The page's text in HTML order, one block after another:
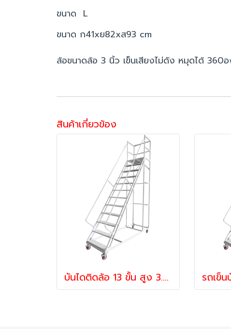
ขนาด L
ขนาด ก41xย82xส93 cm
ล้อขนาดล้อ 3 นิ้ว เข็นเสียงไม่ดัง หมุดได้ 360อ
สินค้าเกี่ยวข้อง
บันไดติดล้อ 13 ขั้น สูง 3.5 เมตร รถเข็นบันไดเหล็ก รุ่นมาตรฐาน Workmate